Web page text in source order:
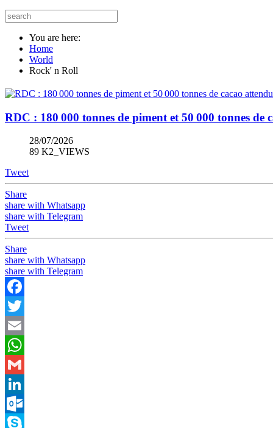
You are here:
Home
World
Rock' n Roll
RDC : 180 000 tonnes de piment et 50 000 tonnes de
28/07/2026
89 K2_VIEWS
Tweet
Share
share with Whatsapp
share with Telegram
Tweet
Share
share with Whatsapp
share with Telegram
Facebook
Twitter
Email
WhatsApp
Gmail
LinkedIn
Outlook.com